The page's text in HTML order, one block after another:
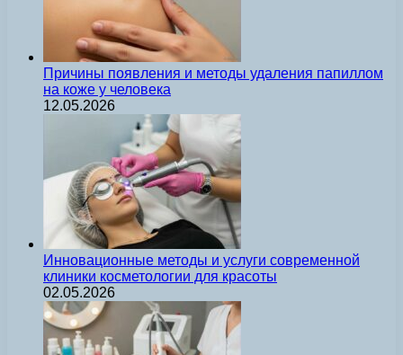
Причины появления и методы удаления папиллом
на коже у человека
12.05.2026
Инновационные методы и услуги современной
клиники косметологии для красоты
02.05.2026